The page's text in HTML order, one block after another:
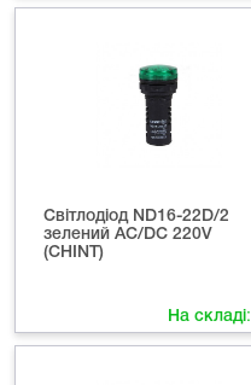
Світлодіод ND16-22D/2
зелений AC/DC 220V
(CHINT)
На складі: